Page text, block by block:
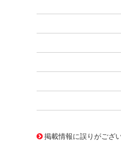
掲載情報に誤りがござ